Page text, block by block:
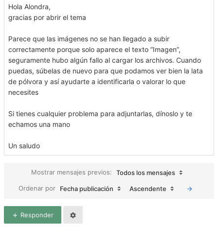
Hola Alondra,
gracias por abrir el tema
Parece que las imágenes no se han llegado a subir
correctamente porque solo aparece el texto “Imagen”,
seguramente hubo algún fallo al cargar los archivos. Cuando
puedas, súbelas de nuevo para que podamos ver bien la lata
de pólvora y así ayudarte a identificarla o valorar lo que
necesites
Si tienes cualquier problema para adjuntarlas, dínoslo y te
echamos una mano
Un saludo
Mostrar mensajes previos:
Todos los mensajes
Ordenar por
Fecha publicación Ascendente
Responder